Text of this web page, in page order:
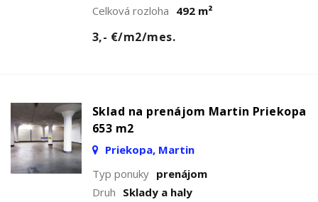
Celková rozloha 492 m²
3,- €/m2/mes.
Sklad na prenájom Martin Priekopa
653 m2
Priekopa, Martin
Typ ponuky prenájom
Druh Sklady a haly